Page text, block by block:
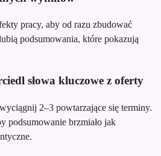
pracy, aby od razu zbudować
podsumowania, które pokazują
słowa kluczowe z oferty
2–3 powtarzające się terminy.
podsumowanie brzmiało jak